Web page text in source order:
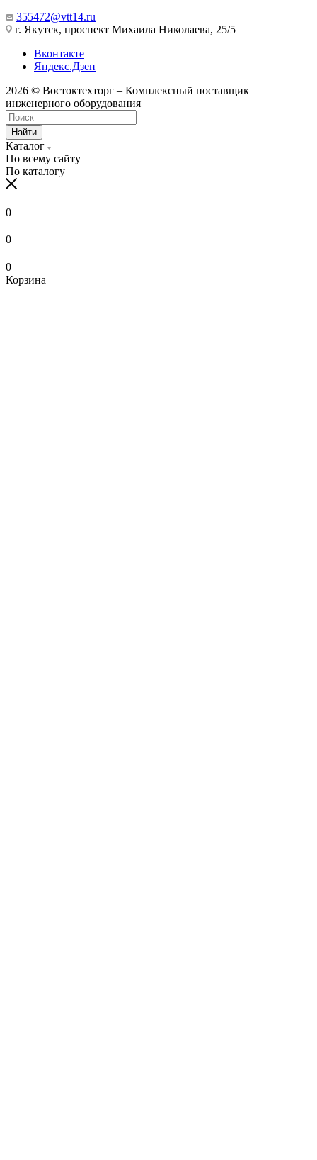
355472@vtt14.ru
г. Якутск, проспект Михаила Николаева, 25/5
Вконтакте
Яндекс.Дзен
2026 © Востоктехторг – Комплексный поставщик
инженерного оборудования
Найти
Каталог
По всему сайту
По каталогу
0
0
0
Корзина